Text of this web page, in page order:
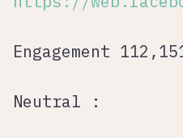
Engagement
Neutral :